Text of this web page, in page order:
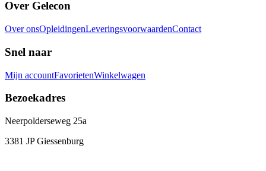
Over Gelecon
Over onsOpleidingenLeveringsvoorwaardenContact
Snel naar
Mijn accountFavorietenWinkelwagen
Bezoekadres
Neerpolderseweg 25a
3381 JP Giessenburg